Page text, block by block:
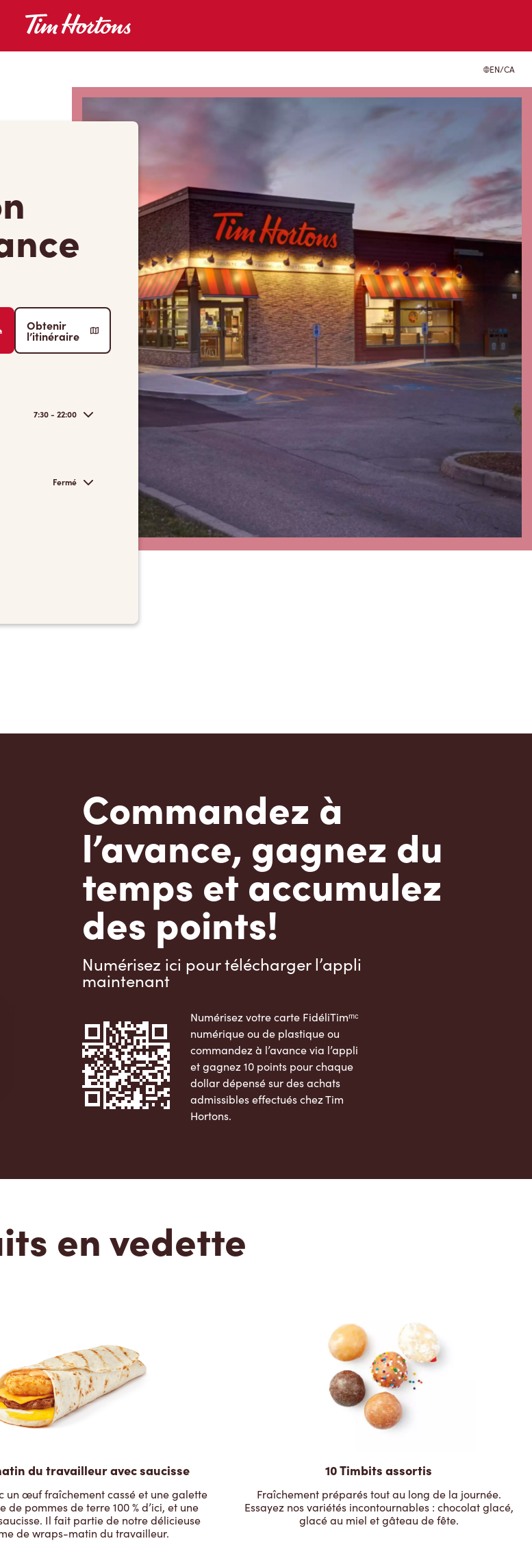
EN/CA
Obtenir
l’itinéraire
7:30 - 22:00
Fermé
Commandez à
l’avance, gagnez du
temps et accumulez
des points!
Numérisez ici pour télécharger l’appli
maintenant
Numérisez votre carte FidéliTimᵐᶜ
numérique ou de plastique ou
commandez à l’avance via l’appli
et gagnez 10 points pour chaque
dollar dépensé sur des achats
admissibles effectués chez Tim
Hortons.
en vedette
du travailleur avec saucisse
un œuf fraîchement cassé et une galette
de pommes de terre 100 % d’ici, et une
Il fait partie de notre délicieuse
de wraps-matin du travailleur.
10 Timbits assortis
Fraîchement préparés tout au long de la journée.
Essayez nos variétés incontournables : chocolat glacé,
glacé au miel et gâteau de fête.